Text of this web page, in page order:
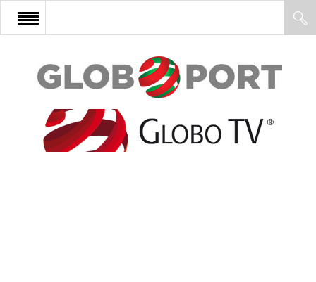
FŐOLDAL
AFRIKA